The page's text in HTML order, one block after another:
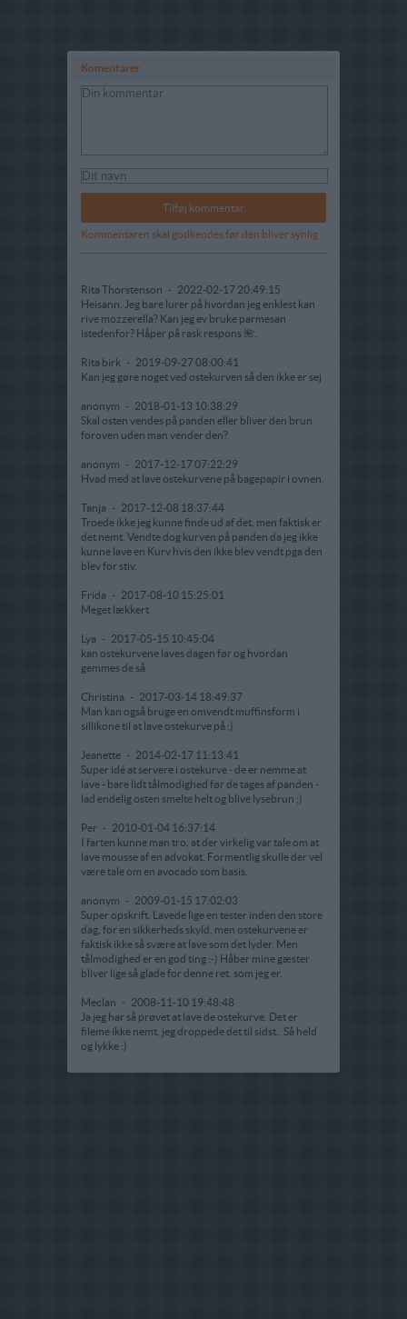
Komentarer
Kommentaren skal godkendes før den bliver synlig
Rita Thorstenson - 2022-02-17 20:49:15
Heisann. Jeg bare lurer på hvordan jeg enklest kan
rive mozzerella? Kan jeg ev bruke parmesan
istedenfor? Håper på rask respons 🌺.
Rita birk - 2019-09-27 08:00:41
Kan jeg gøre noget ved ostekurven så den ikke er sej
anonym - 2018-01-13 10:38:29
Skal osten vendes på panden eller bliver den brun
foroven uden man vender den?
anonym - 2017-12-17 07:22:29
Hvad med at lave ostekurvene på bagepapir i ovnen.
Tanja - 2017-12-08 18:37:44
Troede ikke jeg kunne finde ud af det, men faktisk er
det nemt. Vendte dog kurven på panden da jeg ikke
kunne lave en Kurv hvis den ikke blev vendt pga den
blev for stiv.
Frida - 2017-08-10 15:25:01
Meget lækkert
Lya - 2017-05-15 10:45:04
kan ostekurvene laves dagen før og hvordan
gemmes de så
Christina - 2017-03-14 18:49:37
Man kan også bruge en omvendt muffinsform i
sillikone til at lave ostekurve på ;)
Jeanette - 2014-02-17 11:13:41
Super idé at servere i ostekurve - de er nemme at
lave - bare lidt tålmodighed før de tages af panden -
lad endelig osten smelte helt og blive lysebrun ;)
Per - 2010-01-04 16:37:14
I farten kunne man tro, at der virkelig var tale om at
lave mousse af en advokat. Formentlig skulle der vel
være tale om en avocado som basis.
anonym - 2009-01-15 17:02:03
Super opskrift. Lavede lige en tester inden den store
dag, for en sikkerheds skyld, men ostekurvene er
faktisk ikke så svære at lave som det lyder. Men
tålmodighed er en god ting :-) Håber mine gæster
bliver lige så glade for denne ret, som jeg er.
Meclan - 2008-11-10 19:48:48
Ja jeg har så prøvet at lave de ostekurve. Det er
fileme ikke nemt, jeg droppede det til sidst.. Så held
og lykke :)